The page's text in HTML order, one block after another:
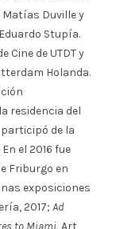
Duville y
Stupía.
Cine de UTDT y
Holanda.
residencia del
participó de la
el 2016 fue
Friburgo en
exposiciones
2017; Ad
to Miami, Art